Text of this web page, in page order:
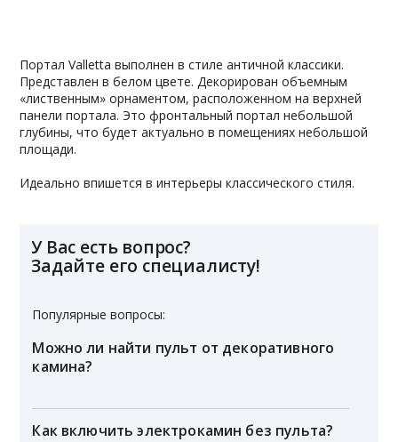
Портал Valletta выполнен в стиле античной классики.
Представлен в белом цвете. Декорирован объемным
«лиственным» орнаментом, расположенном на верхней
панели портала. Это фронтальный портал небольшой
глубины, что будет актуально в помещениях небольшой
площади.
Идеально впишется в интерьеры классического стиля.
У Вас есть вопрос?
Задайте его специалисту!
Популярные вопросы:
Можно ли найти пульт от декоративного
камина?
Как включить электрокамин без пульта?